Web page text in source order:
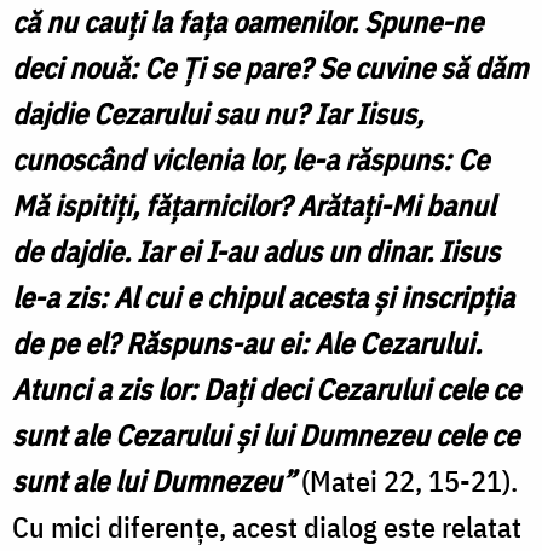
că nu cauţi la faţa oamenilor. Spune-ne
deci nouă: Ce Ţi se pare? Se cuvine să dăm
dajdie Cezarului sau nu? Iar Iisus,
cunoscând viclenia lor, le-a răspuns: Ce
Mă ispitiţi, făţarnicilor? Arătaţi-Mi banul
de dajdie. Iar ei I-au adus un dinar. Iisus
le-a zis: Al cui e chipul acesta şi inscripţia
de pe el? Răspuns-au ei: Ale Cezarului.
Atunci a zis lor: Daţi deci Cezarului cele ce
sunt ale Cezarului şi lui Dumnezeu cele ce
sunt ale lui Dumnezeu”(Matei 22, 15-21).
Cu mici diferențe, acest dialog este relatat